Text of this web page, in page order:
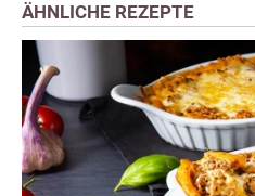
ÄHNLICHE REZEPTE